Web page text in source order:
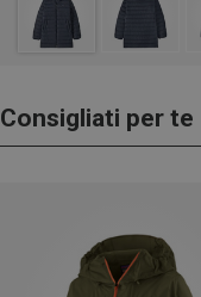
Consigliati per te